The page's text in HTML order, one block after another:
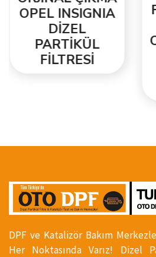
OPEL INSIGNIA
DİZEL
PARTİKÜL
FİLTRESİ
DPF ve Katalizör Bakım
Her Noktasında Varız! Dizel